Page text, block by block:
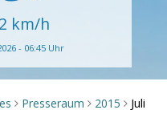
2 km/h
- 06:45 Uhr
> Presseraum > 2015 > Juli